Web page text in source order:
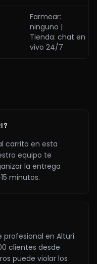
Farmear:
ninguno |
Tienda: chat en
vivo 24/7
carrito en esta
equipo te
la entrega
minutos.
profesional en Alturi.
clientes desde
puede violar los